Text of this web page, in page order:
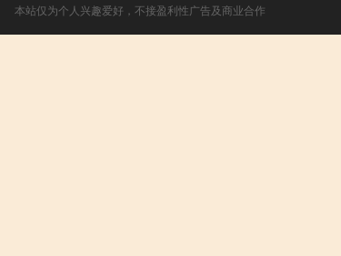
本站仅为个人兴趣爱好，不接盈利性广告及商业合作